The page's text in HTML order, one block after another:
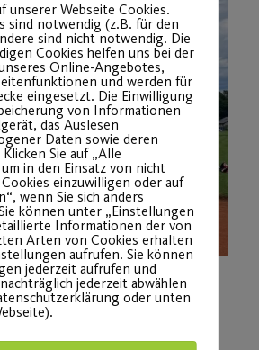
unserer Webseite Cookies.
sind notwendig (z.B. für den
sind nicht notwendig. Die
Cookies helfen uns bei der
Online-Angebotes,
und werden für
eingesetzt. Die Einwilligung
von Informationen
das Auslesen
Daten sowie deren
Sie auf „Alle
in den Einsatz von nicht
einzuwilligen oder auf
wenn Sie sich anders
können unter „Einstellungen
Informationen der von
Arten von Cookies erhalten
aufrufen. Sie können
jederzeit aufrufen und
jederzeit abwählen
oder unten